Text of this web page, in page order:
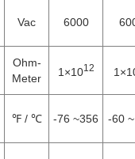
Vac 6000
Ohm-
Meter
1×1012
℉ / ​℃ -76 ~356 -60